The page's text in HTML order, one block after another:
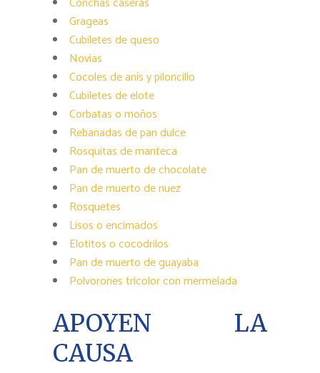
Grageas
Cubiletes de queso
Novias
Cocoles de anís y piloncillo
Cubiletes de elote
Corbatas o moños
Rebanadas de pan dulce
Rosquitas de manteca
Pan de muerto de chocolate
Pan de muerto de nuez
Rosquetes
Lisos o encimados
Elotitos o cocodrilos
Pan de muerto de guayaba
Polvorones tricolor con mermelada
APOYEN LA
CAUSA